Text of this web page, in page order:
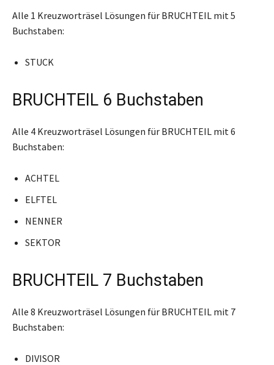
Alle 1 Kreuzworträsel Lösungen für BRUCHTEIL mit 5
Buchstaben:
STUCK
BRUCHTEIL 6 Buchstaben
Alle 4 Kreuzworträsel Lösungen für BRUCHTEIL mit 6
Buchstaben:
ACHTEL
ELFTEL
NENNER
SEKTOR
BRUCHTEIL 7 Buchstaben
Alle 8 Kreuzworträsel Lösungen für BRUCHTEIL mit 7
Buchstaben:
DIVISOR